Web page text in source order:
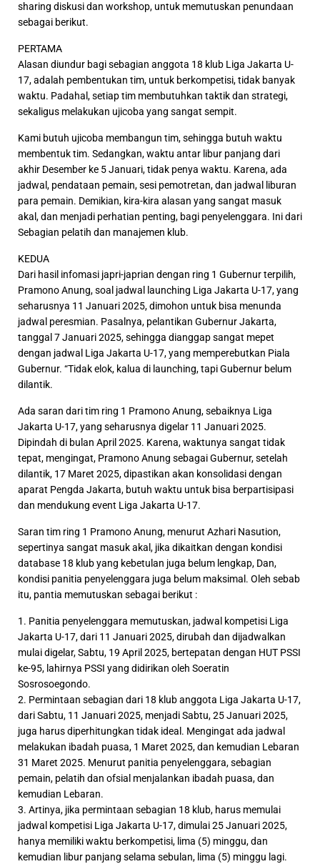
sharing diskusi dan workshop, untuk memutuskan penundaan
sebagai berikut.
PERTAMA
Alasan diundur bagi sebagian anggota 18 klub Liga Jakarta U-
17, adalah pembentukan tim, untuk berkompetisi, tidak banyak
waktu. Padahal, setiap tim membutuhkan taktik dan strategi,
sekaligus melakukan ujicoba yang sangat sempit.
Kami butuh ujicoba membangun tim, sehingga butuh waktu
membentuk tim. Sedangkan, waktu antar libur panjang dari
akhir Desember ke 5 Januari, tidak penya waktu. Karena, ada
jadwal, pendataan pemain, sesi pemotretan, dan jadwal liburan
para pemain. Demikian, kira-kira alasan yang sangat masuk
akal, dan menjadi perhatian penting, bagi penyelenggara. Ini dari
Sebagian pelatih dan manajemen klub.
KEDUA
Dari hasil infomasi japri-japrian dengan ring 1 Gubernur terpilih,
Pramono Anung, soal jadwal launching Liga Jakarta U-17, yang
seharusnya 11 Januari 2025, dimohon untuk bisa menunda
jadwal peresmian. Pasalnya, pelantikan Gubernur Jakarta,
tanggal 7 Januari 2025, sehingga dianggap sangat mepet
dengan jadwal Liga Jakarta U-17, yang memperebutkan Piala
Gubernur. “Tidak elok, kalua di launching, tapi Gubernur belum
dilantik.
Ada saran dari tim ring 1 Pramono Anung, sebaiknya Liga
Jakarta U-17, yang seharusnya digelar 11 Januari 2025.
Dipindah di bulan April 2025. Karena, waktunya sangat tidak
tepat, mengingat, Pramono Anung sebagai Gubernur, setelah
dilantik, 17 Maret 2025, dipastikan akan konsolidasi dengan
aparat Pengda Jakarta, butuh waktu untuk bisa berpartisipasi
dan mendukung event Liga Jakarta U-17.
Saran tim ring 1 Pramono Anung, menurut Azhari Nasution,
sepertinya sangat masuk akal, jika dikaitkan dengan kondisi
database 18 klub yang kebetulan juga belum lengkap, Dan,
kondisi panitia penyelenggara juga belum maksimal. Oleh sebab
itu, pantia memutuskan sebagai berikut :
1. Panitia penyelenggara memutuskan, jadwal kompetisi Liga
Jakarta U-17, dari 11 Januari 2025, dirubah dan dijadwalkan
mulai digelar, Sabtu, 19 April 2025, bertepatan dengan HUT PSSI
ke-95, lahirnya PSSI yang didirikan oleh Soeratin
Sosrosoegondo.
2. Permintaan sebagian dari 18 klub anggota Liga Jakarta U-17,
dari Sabtu, 11 Januari 2025, menjadi Sabtu, 25 Januari 2025,
juga harus diperhitungkan tidak ideal. Mengingat ada jadwal
melakukan ibadah puasa, 1 Maret 2025, dan kemudian Lebaran
31 Maret 2025. Menurut panitia penyelenggara, sebagian
pemain, pelatih dan ofsial menjalankan ibadah puasa, dan
kemudian Lebaran.
3. Artinya, jika permintaan sebagian 18 klub, harus memulai
jadwal kompetisi Liga Jakarta U-17, dimulai 25 Januari 2025,
hanya memiliki waktu berkompetisi, lima (5) minggu, dan
kemudian libur panjang selama sebulan, lima (5) minggu lagi.